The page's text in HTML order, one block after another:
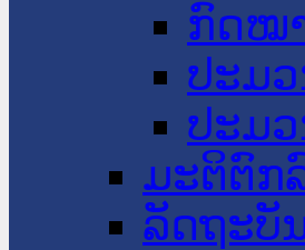
ກົດໝ
ປະມ
ປະມ
ມະຕິຕົກ
ລັດຖະບັ